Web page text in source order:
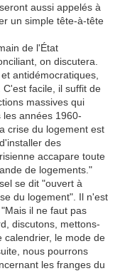
aussi appelés à
un simple tête-à-tête
de l'État
on discutera.
antidémocratiques,
facile, il suffit de
massives qui
années 1960-
crise du logement est
des
accapare toute
de logements."
se dit "ouvert à
du logement". Il n'est
il ne faut pas
discutons, mettons-
calendrier, le mode de
nous pourrons
les franges du